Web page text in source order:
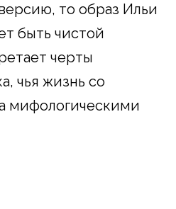
то образ Ильи
быть чистой
черты
чья жизнь со
мифологическими